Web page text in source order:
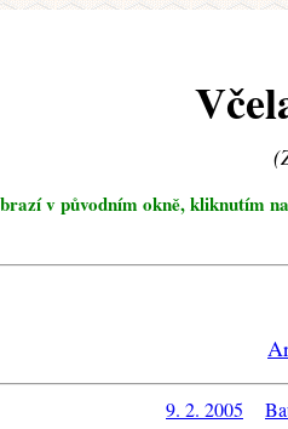
v původním okně, kliknutím
9. 2. 2005